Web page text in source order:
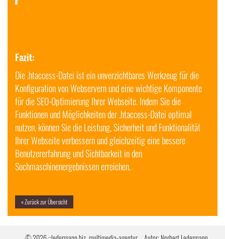
Fazit:
Die .htaccess-Datei ist ein unverzichtbares Werkzeug für die
Konfiguration von Webservern und eine wichtige Komponente
für die SEO-Optimierung Ihrer Webseite. Indem Sie die
Funktionen und Möglichkeiten der .htaccess-Datei optimal
nutzen, können Sie die Leistung, Sicherheit und Funktionalität
Ihrer Webseite verbessern und gleichzeitig eine bessere
Benutzererfahrung und Sichtbarkeit in den
Suchmaschinenergebnissen erreichen.
« Zurück zur Übersicht